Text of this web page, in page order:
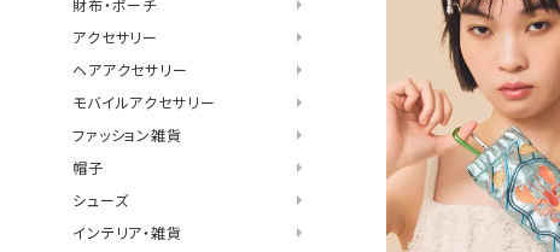
財布・ポーチ
アクセサリー
ヘアアクセサリー
モバイルアクセサリー
ファッション雑貨
帽子
シューズ
インテリア・雑貨